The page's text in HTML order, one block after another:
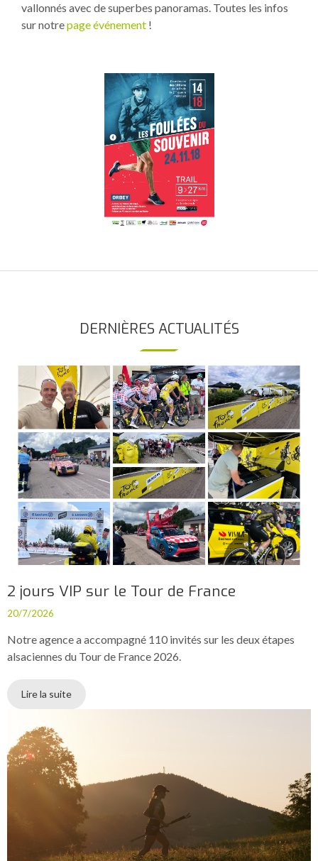
vallonnés avec de superbes panoramas. Toutes les infos
sur notrepage événement !
DERNIÈRES ACTUALITÉS
2 jours VIP sur le Tour de France
20/7/2026
Notre agence a accompagné 110 invités sur les deux étapes
alsaciennes du Tour de France 2026.
Lire la suite